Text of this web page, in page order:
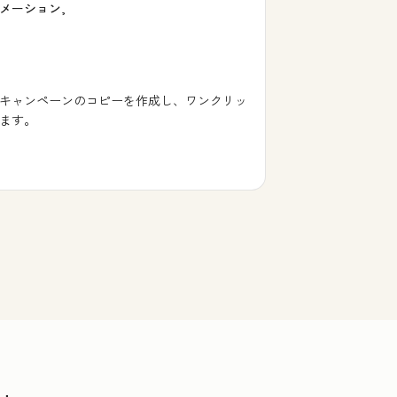
ーション,
ャンペーンのコピーを作成し、ワンクリッ
す。